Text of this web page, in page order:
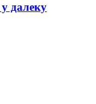
далеку